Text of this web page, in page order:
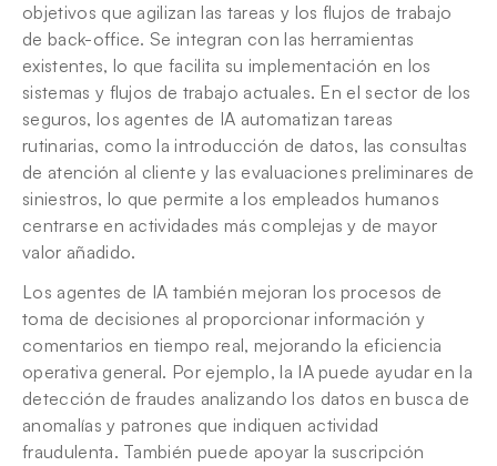
objetivos que agilizan las tareas y los flujos de trabajo
de back-office. Se integran con las herramientas
existentes, lo que facilita su implementación en los
sistemas y flujos de trabajo actuales. En el sector de los
seguros, los agentes de IA automatizan tareas
rutinarias, como la introducción de datos, las consultas
de atención al cliente y las evaluaciones preliminares de
siniestros, lo que permite a los empleados humanos
centrarse en actividades más complejas y de mayor
valor añadido.
Los agentes de IA también mejoran los procesos de
toma de decisiones al proporcionar información y
comentarios en tiempo real, mejorando la eficiencia
operativa general. Por ejemplo, la IA puede ayudar en la
detección de fraudes analizando los datos en busca de
anomalías y patrones que indiquen actividad
fraudulenta. También puede apoyar la suscripción